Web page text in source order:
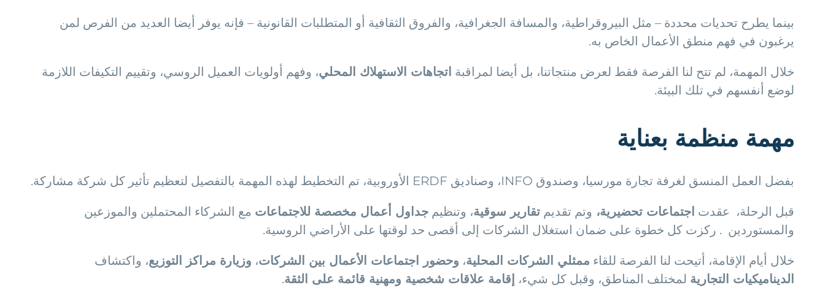
بينما يطرح تحديات محددة – مثل البيروقراطية، والمسافة الجغرافية، والفروق الثقافية أو المتطلبات القانونية – فإنه يوفر أيضا العديد من الفرص لمن
يرغبون في فهم منطق الأعمال الخاص به.
خلال المهمة، لم تتح لنا الفرصة فقط لعرض منتجاتنا، بل أيضا لمراقبة اتجاهات الاستهلاك المحلي، وفهم أولويات العميل الروسي، وتقييم التكيفات اللازمة
لوضع أنفسهم في تلك البيئة.
مهمة منظمة بعناية
بفضل العمل المنسق لغرفة تجارة مورسيا، وصندوق INFO، وصناديق ERDF الأوروبية، تم التخطيط لهذه المهمة بالتفصيل لتعظيم تأثير كل شركة مشاركة.
قبل الرحلة، عقدت اجتماعات تحضيرية، وتم تقديم تقارير سوقية، وتنظيم جداول أعمال مخصصة للاجتماعات مع الشركاء المحتملين والموزعين
والمستوردين . ركزت كل خطوة على ضمان استغلال الشركات إلى أقصى حد لوقتها على الأراضي الروسية.
خلال أيام الإقامة، أتيحت لنا الفرصة للقاء ممثلي الشركات المحلية، وحضور اجتماعات الأعمال بين الشركات، وزيارة مراكز التوزيع، واكتشاف
الديناميكيات التجارية لمختلف المناطق، وقبل كل شيء، إقامة علاقات شخصية ومهنية قائمة على الثقة.